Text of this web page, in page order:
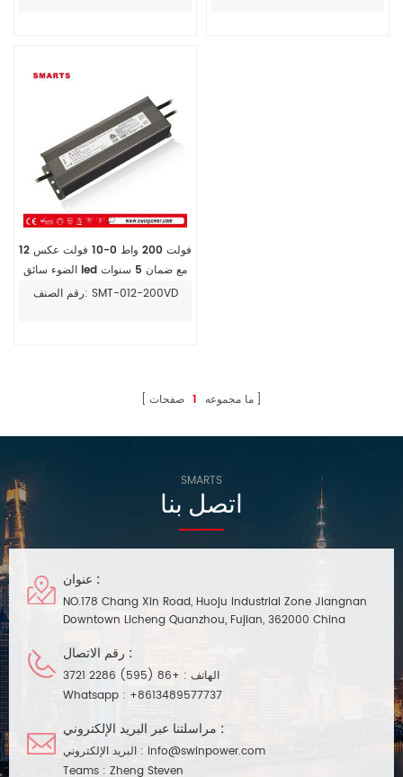
12 فولت 200 واط 0-10 فولت عكس
الضوء سائق led مع ضمان 5 سنوات
رقم الصنف: SMT-012-200VD
ما مجموعه 1 صفحات
SMARTS
اتصل بنا
عنوان :
NO.178 Chang Xin Road, Huoju Industrial Zone Jiangnan
Downtown Licheng Quanzhou, Fujian, 362000 China
رقم الاتصال :
الهاتف : +86 (595) 2286 3721
Whatsapp : +8613489577737
مراسلتنا عبر البريد الإلكتروني :
البريد الإلكتروني : info@swinpower.com
Teams : Zheng Steven